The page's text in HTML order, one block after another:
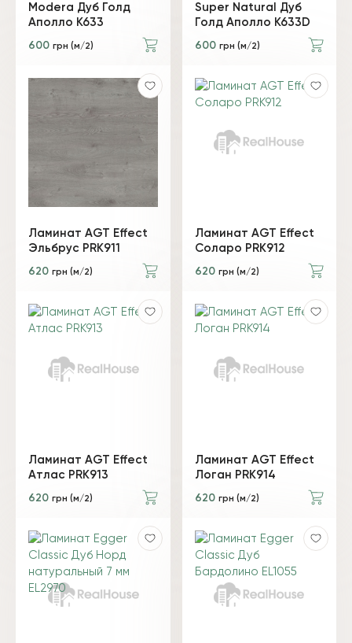
Modera Дуб Голд
Аполло K633
600 грн (м/2)
Super Natural Дуб
Голд Аполло K633D
600 грн (м/2)
Ламинат AGT Effect
Эльбрус PRK911
620 грн (м/2)
Ламинат AGT Effect
Соларо PRK912
620 грн (м/2)
Ламинат AGT Effect
Атлас PRK913
620 грн (м/2)
Ламинат AGT Effect
Логан PRK914
620 грн (м/2)